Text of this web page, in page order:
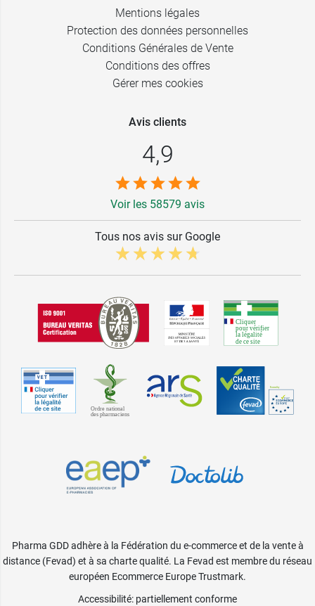
Mentions légales
Protection des données personnelles
Conditions Générales de Vente
Conditions des offres
Gérer mes cookies
Avis clients
4,9
Voir les 58579 avis
Tous nos avis sur Google
Pharma GDD adhère à la Fédération du e-commerce et de la vente à
distance (Fevad) et à sa charte qualité. La Fevad est membre du réseau
européen Ecommerce Europe Trustmark.
Accessibilité: partiellement conforme